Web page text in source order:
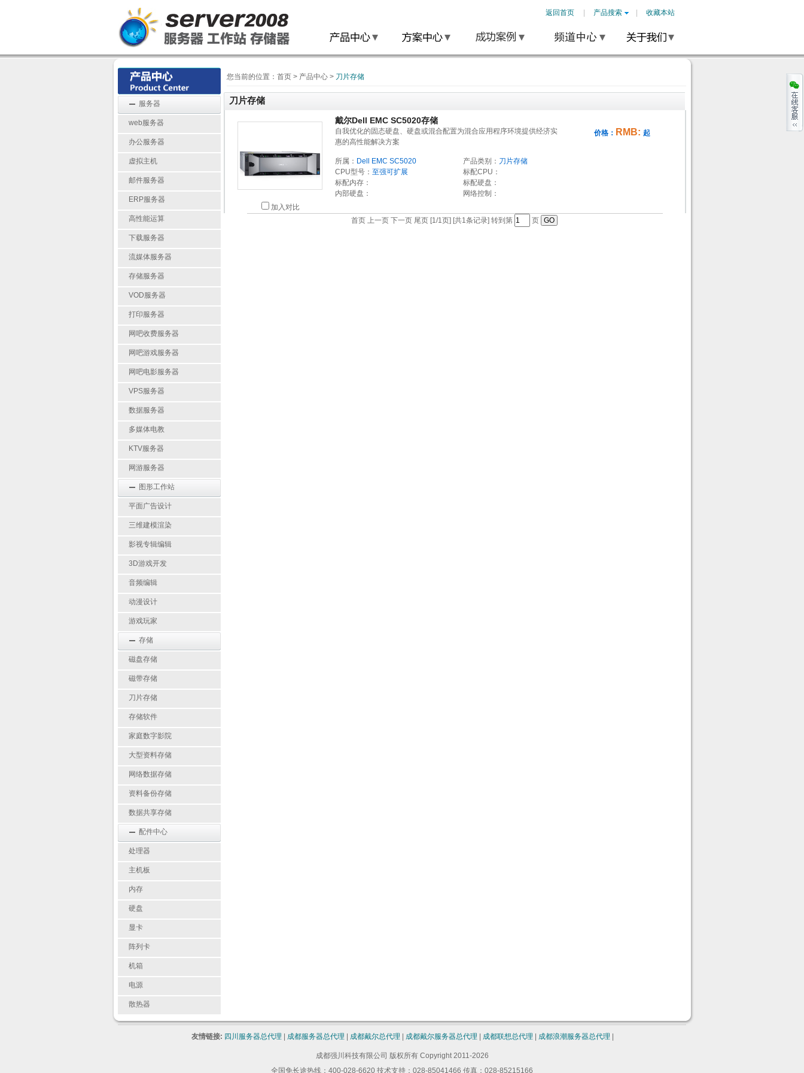
返回首页 产品搜索 收藏本站
服务器
web服务器
办公服务器
虚拟主机
邮件服务器
ERP服务器
高性能运算
下载服务器
流媒体服务器
存储服务器
VOD服务器
打印服务器
网吧收费服务器
网吧游戏服务器
网吧电影服务器
VPS服务器
数据服务器
多媒体电教
KTV服务器
网游服务器
图形工作站
平面广告设计
三维建模渲染
影视专辑编辑
3D游戏开发
音频编辑
动漫设计
游戏玩家
存储
磁盘存储
磁带存储
刀片存储
存储软件
家庭数字影院
大型资料存储
网络数据存储
资料备份存储
数据共享存储
配件中心
处理器
主机板
内存
硬盘
显卡
阵列卡
机箱
电源
散热器
您当前的位置： 首页 > 产品中心 > 刀片存储
刀片存储
加入对比
戴尔Dell EMC SC5020存储
价格： RMB: 起
自我优化的固态硬盘、硬盘或混合配置为混合应用程序环境提供经济实
惠的高性能解决方案
所属： Dell EMC SC5020 产品类别： 刀片存储
CPU型号： 至强可扩展
标配CPU：
标配内存：
标配硬盘：
内部硬盘：
网络控制：
首页 上一页 下一页 尾页 [1/1页] [共1条记录] 转到第 页
友情链接: 四川服务器总代理 成都服务器总代理 成都戴尔总代理 成都戴尔服务器总代理 成都联想总代理 成都浪潮服务器总代理
成都强川科技有限公司 版权所有 Copyright 2011-2026
全国免长途热线：400-028-6620 技术支持：028-85041466 传真：028-85215166